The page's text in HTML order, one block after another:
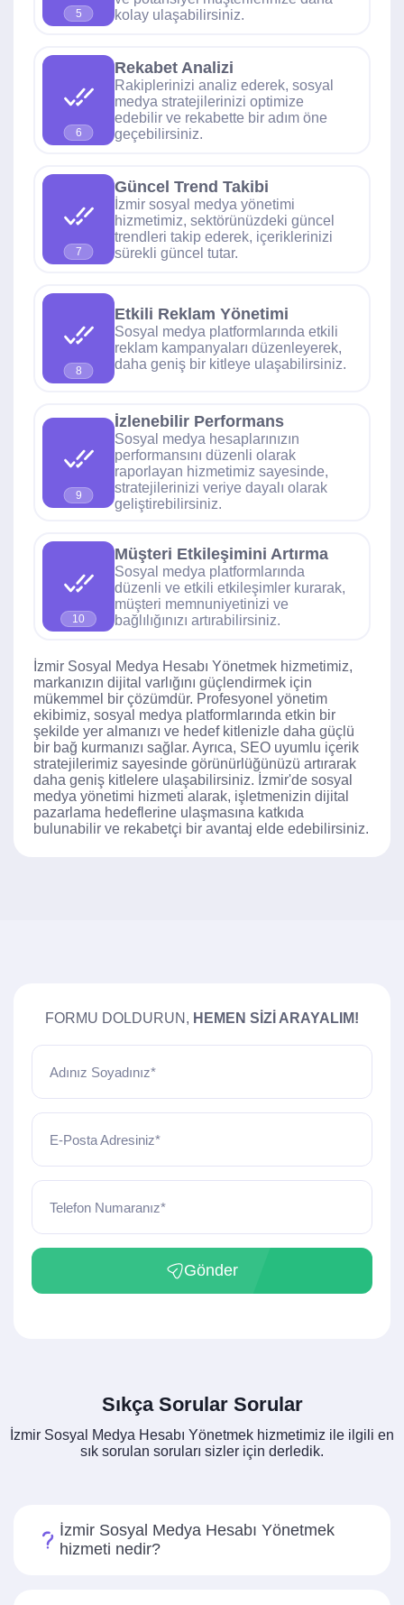
5
kolay ulaşabilirsiniz.
6
Rekabet Analizi
Rakiplerinizi analiz ederek, sosyal
medya stratejilerinizi optimize
edebilir ve rekabette bir adım öne
geçebilirsiniz.
7
Güncel Trend Takibi
İzmir sosyal medya yönetimi
hizmetimiz, sektörünüzdeki güncel
trendleri takip ederek, içeriklerinizi
sürekli güncel tutar.
8
Etkili Reklam Yönetimi
Sosyal medya platformlarında etkili
reklam kampanyaları düzenleyerek,
daha geniş bir kitleye ulaşabilirsiniz.
9
İzlenebilir Performans
Sosyal medya hesaplarınızın
performansını düzenli olarak
raporlayan hizmetimiz sayesinde,
stratejilerinizi veriye dayalı olarak
geliştirebilirsiniz.
10
Müşteri Etkileşimini Artırma
Sosyal medya platformlarında
düzenli ve etkili etkileşimler kurarak,
müşteri memnuniyetinizi ve
bağlılığınızı artırabilirsiniz.
İzmir Sosyal Medya Hesabı Yönetmek hizmetimiz,
markanızın dijital varlığını güçlendirmek için
mükemmel bir çözümdür. Profesyonel yönetim
ekibimiz, sosyal medya platformlarında etkin bir
şekilde yer almanızı ve hedef kitlenizle daha güçlü
bir bağ kurmanızı sağlar. Ayrıca, SEO uyumlu içerik
stratejilerimiz sayesinde görünürlüğünüzü artırarak
daha geniş kitlelere ulaşabilirsiniz. İzmir'de sosyal
medya yönetimi hizmeti alarak, işletmenizin dijital
pazarlama hedeflerine ulaşmasına katkıda
bulunabilir ve rekabetçi bir avantaj elde edebilirsiniz.
FORMU DOLDURUN, HEMEN SIZI ARAYALIM!
Adınız Soyadınız*
E-Posta Adresiniz*
Telefon Numaranız*
Gönder
Sıkça Sorular Sorular
İzmir Sosyal Medya Hesabı Yönetmek hizmetimiz ile ilgili en
sık sorulan soruları sizler için derledik.
İzmir Sosyal Medya Hesabı Yönetmek
hizmeti nedir?